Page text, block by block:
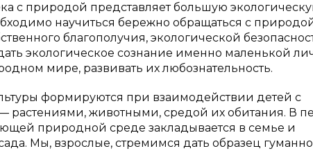
с природой представляет большую
научиться бережно обращаться с
благополучия, экологической
экологическое сознание именно маленькой
мире, развивать их любознательность.
формируются при взаимодействии детей с
животными, средой их обитания. В
природной среде закладывается в семье и
Мы, взрослые, стремимся дать образец